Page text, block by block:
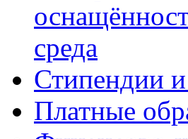
среда
Стипендии
Платные